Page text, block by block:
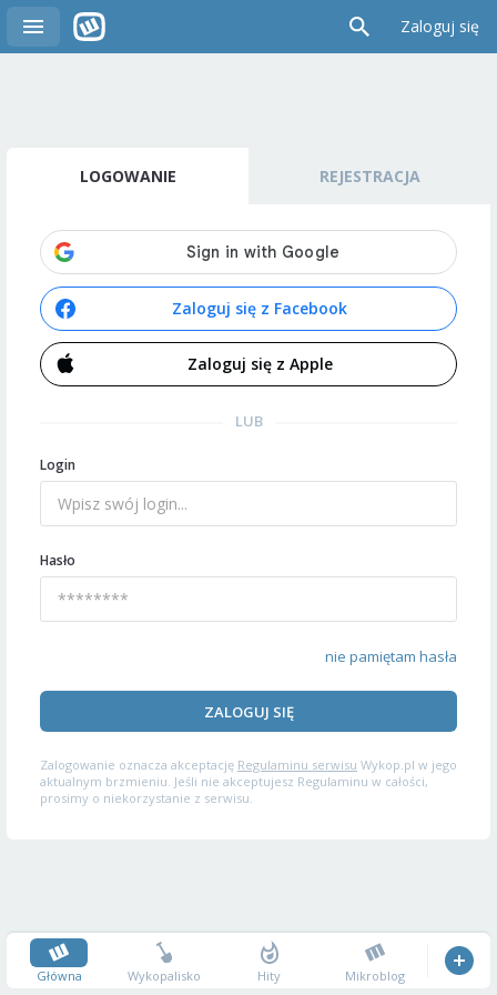
Zaloguj się
LOGOWANIE REJESTRACJA
Zaloguj się z Facebook
Zaloguj się z Apple
LUB
Login
Hasło
nie pamiętam hasła
ZALOGUJ SIĘ
Zalogowanie oznacza akceptację Regulaminu serwisu Wykop.pl w jego
aktualnym brzmieniu. Jeśli nie akceptujesz Regulaminu w całości,
prosimy o niekorzystanie z serwisu.
Główna Wykopalisko Hity Mikroblog